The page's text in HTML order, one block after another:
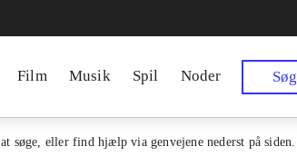
Film Musik Spil Noder Søg
søge, eller find hjælp via genvejene nederst på siden.